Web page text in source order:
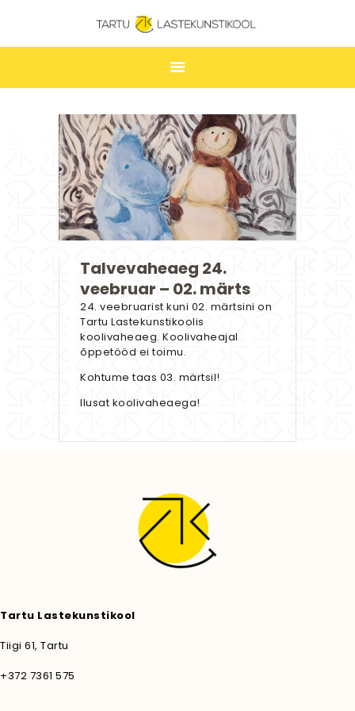
TARTU LASTEKUNSTIKOOL
ESILEHT
UUDISED
ÕPPIMINE
TUNNIPLAAN
LASTEKUNSTIKOOL
KONTAKT
STUUDIUM
Talvevaheaeg 24.
veebruar – 02. märts
24. veebruarist kuni 02. märtsini on
Tartu Lastekunstikoolis
koolivaheaeg. Koolivaheajal
õppetööd ei toimu.
Kohtume taas 03. märtsil!
Ilusat koolivaheaega!
Tartu Lastekunstikool
Tiigi 61, Tartu
+372 7361 575